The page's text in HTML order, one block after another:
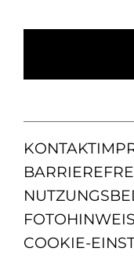
KONTAKT
COOKIE-